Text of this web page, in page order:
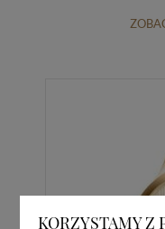
KORZYSTAMY Z